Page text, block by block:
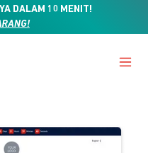
DALAM 10 MENIT!